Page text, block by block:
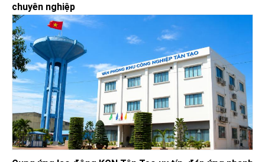
chuyên nghiệp